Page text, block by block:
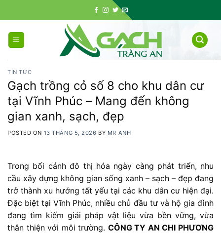
to
content
TIN TỨC
Gạch trồng cỏ số 8 cho khu dân cư
tại Vĩnh Phúc – Mang đến không
gian xanh, sạch, đẹp
POSTED ON 13 THÁNG 5, 2026 BY MR ANH
Trong bối cảnh đô thị hóa ngày càng phát triển, nhu
cầu xây dựng không gian sống xanh – sạch – đẹp đang
trở thành xu hướng tất yếu tại các khu dân cư hiện đại.
Đặc biệt tại Vĩnh Phúc, nhiều chủ đầu tư và hộ gia đình
đang tìm kiếm giải pháp vật liệu vừa bền vững, vừa
thân thiện với môi trường. CÔNG TY AN CHI PHƯƠNG